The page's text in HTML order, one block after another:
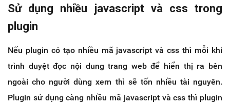
Sử dụng nhiều javascript và css trong
plugin
Nếu plugin có tạo nhiều mã javascript và css thì mỗi khi
trình duyệt đọc nội dung trang web để hiển thị ra bên
ngoài cho người dùng xem thì sẽ tốn nhiều tài nguyên.
Plugin sử dụng càng nhiều mã javascript và css thì plugin